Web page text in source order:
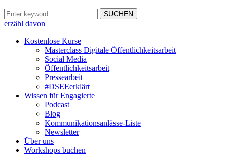
erzähl davon
Kostenlose Kurse
Masterclass Digitale Öffentlichkeitsarbeit
Social Media
Öffentlichkeitsarbeit
Pressearbeit
#DSEEerklärt
Wissen für Engagierte
Podcast
Blog
Kommunikationsanlässe-Liste
Newsletter
Über uns
Workshops buchen